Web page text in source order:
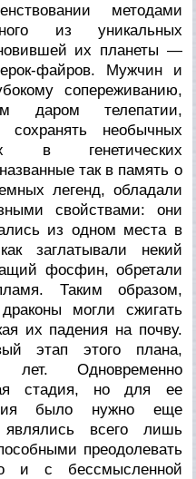
методами
из уникальных
их планеты —
файров. Мужчин и
сопереживанию,
даром телепатии,
необычных
в генетических
так в память о
легенд, обладали
свойствами: они
из одном места в
заглатывали некий
фосфин, обретали
Таким образом,
могли сжигать
их падения на почву.
этап этого плана,
лет. Одновременно
стадия, но для ее
было нужно еще
всего лишь
преодолевать
и с бессмысленной